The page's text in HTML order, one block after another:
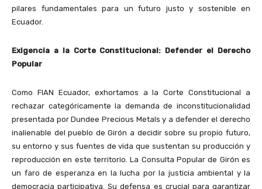
pilares fundamentales para un futuro justo y sostenible en
Ecuador.
Exigencia a la Corte Constitucional: Defender el Derecho
Popular
Como FIAN Ecuador, exhortamos a la Corte Constitucional a
rechazar categóricamente la demanda de inconstitucionalidad
presentada por Dundee Precious Metals y a defender el derecho
inalienable del pueblo de Girón a decidir sobre su propio futuro,
su entorno y sus fuentes de vida que sustentan su producción y
reproducción en este territorio. La Consulta Popular de Girón es
un faro de esperanza en la lucha por la justicia ambiental y la
democracia participativa. Su defensa es crucial para garantizar